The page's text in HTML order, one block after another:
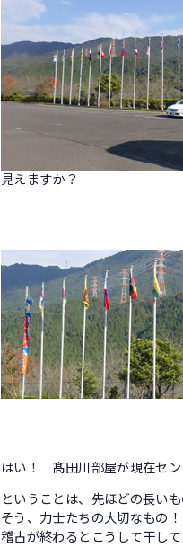
見えますか？
はい！ 髙田川部屋が現在セン
ということは、先ほどの長いも
そう、力士たちの大切なもの！
稽古が終わるとこうして干して